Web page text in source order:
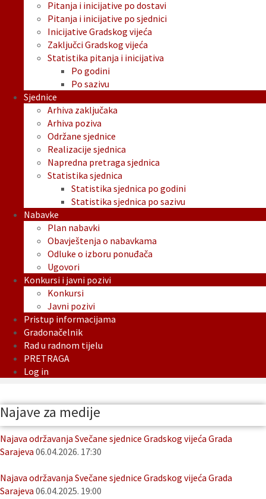
Pitanja i inicijative po dostavi
Pitanja i inicijative po sjednici
Inicijative Gradskog vijeća
Zaključci Gradskog vijeća
Statistika pitanja i inicijativa
Po godini
Po sazivu
Sjednice
Arhiva zaključaka
Arhiva poziva
Održane sjednice
Realizacije sjednica
Napredna pretraga sjednica
Statistika sjednica
Statistika sjednica po godini
Statistika sjednica po sazivu
Nabavke
Plan nabavki
Obavještenja o nabavkama
Odluke o izboru ponuđača
Ugovori
Konkursi i javni pozivi
Konkursi
Javni pozivi
Pristup informacijama
Gradonačelnik
Rad u radnom tijelu
PRETRAGA
Log in
Najave za medije
Najava održavanja Svečane sjednice Gradskog vijeća Grada
Sarajeva 06.04.2026. 17:30
Najava održavanja Svečane sjednice Gradskog vijeća Grada
Sarajeva 06.04.2025. 19:00